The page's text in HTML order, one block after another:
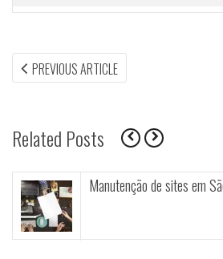
Navegação
Post
PREVIOUS ARTICLEPREVIOUS
ARTICLE:
Related Posts
em São Paulo